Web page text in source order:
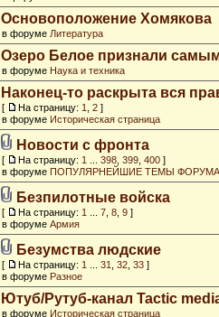
Основоположение Хомякова
в форуме Литература
Озеро Белое признали
в форуме Наука и техника
Наконец-то раскрыта вся
[ На страницу: 1 2 ]
в форуме Историческая страница
Новости с фронта
[ На страницу: 1 398 399 400 ]
в форуме ПОПУЛЯРНЕЙШИЕ ТЕМЫ ФОРУМА
Безпилотные войска
[ На страницу: 1 7 8 9 ]
в форуме Армия
Безумства людские
[ На страницу: 1 31 32 33 ]
в форуме Разное
Ютуб/Рутуб-канал Tactic
в форуме Историческая страница